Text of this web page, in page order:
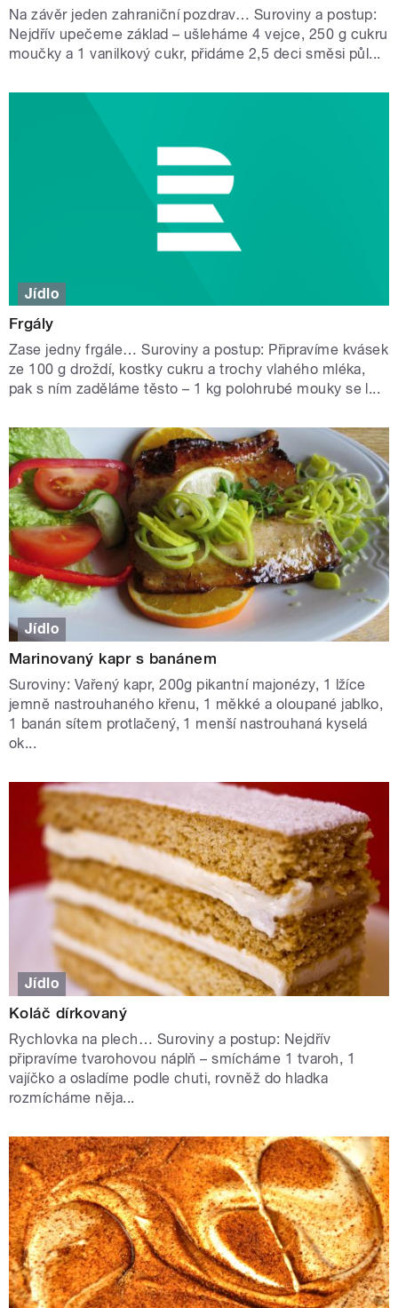
Na závěr jeden zahraniční pozdrav… Suroviny a postup:
Nejdřív upečeme základ – ušleháme 4 vejce, 250 g cukru
moučky a 1 vanilkový cukr, přidáme 2,5 deci směsi půl...
Jídlo
Frgály
Zase jedny frgále… Suroviny a postup: Připravíme kvásek
ze 100 g droždí, kostky cukru a trochy vlahého mléka,
pak s ním zaděláme těsto – 1 kg polohrubé mouky se l...
Jídlo
Marinovaný kapr s banánem
Suroviny: Vařený kapr, 200g pikantní majonézy, 1 lžíce
jemně nastrouhaného křenu, 1 měkké a oloupané jablko,
1 banán sítem protlačený, 1 menší nastrouhaná kyselá
ok...
Jídlo
Koláč dírkovaný
Rychlovka na plech… Suroviny a postup: Nejdřív
připravíme tvarohovou náplň – smícháme 1 tvaroh, 1
vajíčko a osladíme podle chuti, rovněž do hladka
rozmícháme něja...